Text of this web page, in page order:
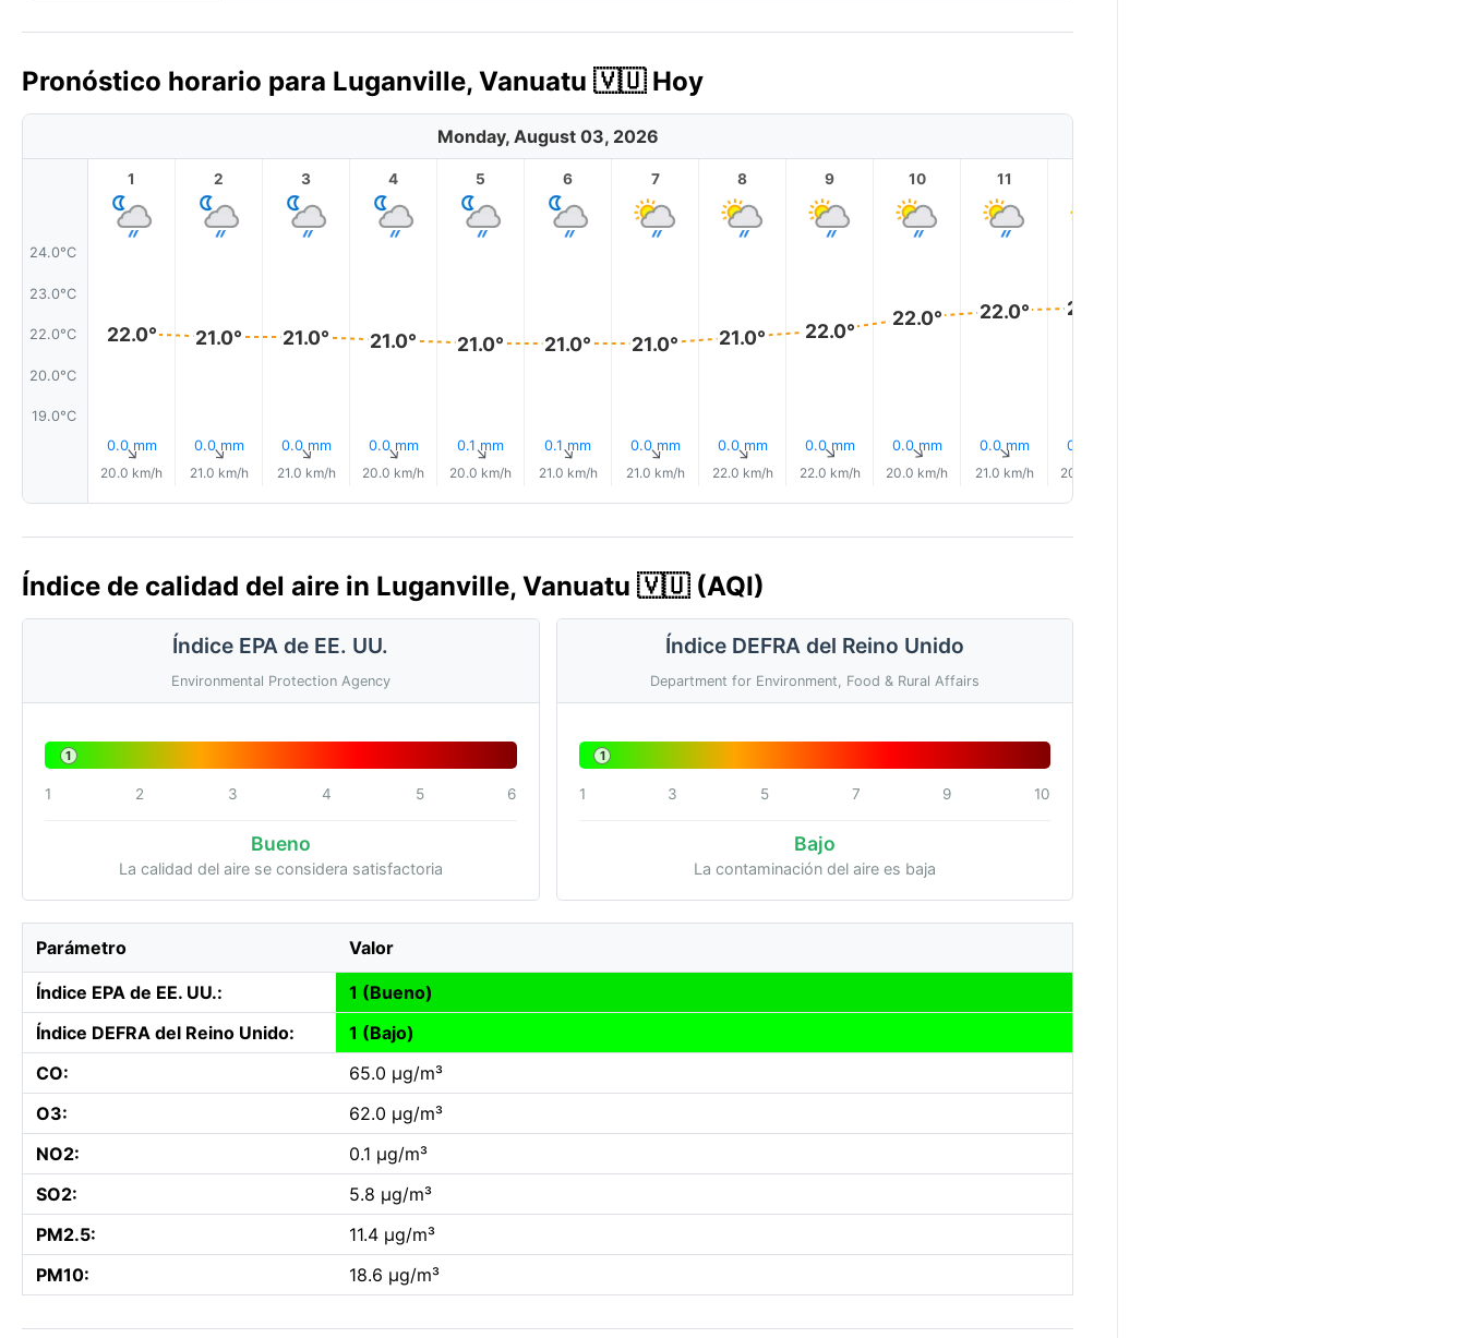
Pronóstico horario para Luganville, Vanuatu 🇻🇺 Hoy
Monday, August 03, 2026
24.0°C
23.0°C
22.0°C
20.0°C
19.0°C
1
22.0°
0.0 mm
↑
20.0 km/h
2
21.0°
0.0 mm
↑
21.0 km/h
3
21.0°
0.0 mm
↑
21.0 km/h
4
21.0°
0.0 mm
↑
20.0 km/h
5
21.0°
0.1 mm
↑
20.0 km/h
6
21.0°
0.1 mm
↑
21.0 km/h
7
21.0°
0.0 mm
↑
21.0 km/h
8
21.0°
0.0 mm
↑
22.0 km/h
9
22.0°
0.0 mm
↑
22.0 km/h
10
22.0°
0.0 mm
↑
20.0 km/h
11
22.0°
0.0 mm
↑
21.0 km/h
22.0°
0.0 mm
20.0 km/h
Índice de calidad del aire in Luganville, Vanuatu 🇻🇺 (AQI)
Índice EPA de EE. UU.
Environmental Protection Agency
1
1 2 3 4 5 6
Bueno
La calidad del aire se considera satisfactoria
Índice DEFRA del Reino Unido
Department for Environment, Food & Rural Affairs
1
1 3 5 7 9 10
Bajo
La contaminación del aire es baja
Parámetro Valor
Índice EPA de EE. UU.:
1 (Bueno)
Índice DEFRA del Reino Unido:
1 (Bajo)
CO:
65.0 µg/m³
O3:
62.0 µg/m³
NO2:
0.1 µg/m³
SO2:
5.8 µg/m³
PM2.5:
11.4 µg/m³
PM10:
18.6 µg/m³